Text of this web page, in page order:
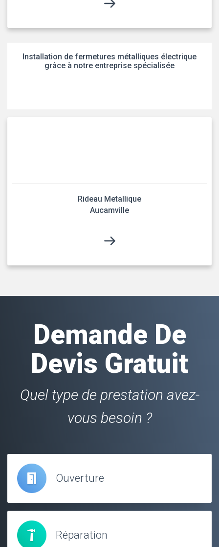
Installation de fermetures métalliques électrique
grâce à notre entreprise spécialisée
Rideau Metallique
Aucamville
Demande De
Devis Gratuit
Quel type de prestation avez-
vous besoin ?
Ouverture
Réparation